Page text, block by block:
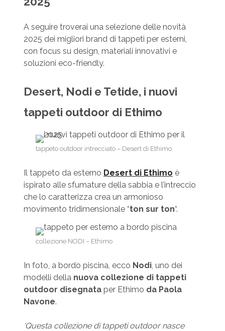
A seguire troverai una selezione delle novità
2025 dei migliori brand di tappeti per esterni,
con focus su design, materiali innovativi e
soluzioni eco-friendly.
Desert, Nodi e Tetide, i nuovi
tappeti outdoor di Ethimo
tappeto outdoor intrecciato – Desert di Ethimo
Il tappeto da esterno Desert di Ethimo è
ispirato alle sfumature della sabbia e l’intreccio
che lo caratterizza crea un armonioso
movimento tridimensionale “ton sur ton“.
collezione NODI – Ethimo
In foto, a bordo piscina, ecco Nodi, uno dei
modelli della nuova collezione di tappeti
outdoor disegnataper Ethimo da Paola
Navone.
‘Questa collezione di tappeti outdoor nasce